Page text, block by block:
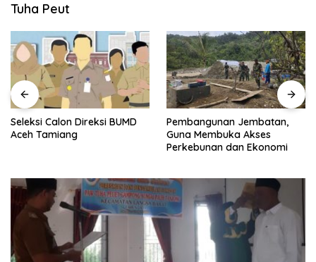
Tuha Peut
Seleksi Calon Direksi BUMD
Aceh Tamiang
Pembangunan Jembatan,
Guna Membuka Akses
Perkebunan dan Ekonomi